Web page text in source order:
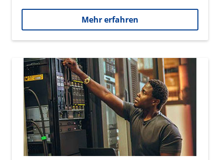
Mehr erfahren